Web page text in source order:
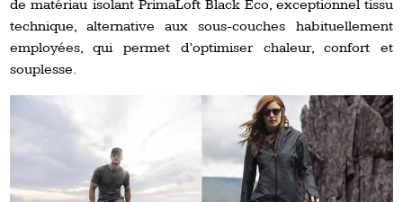
de matériau isolant PrimaLoft Black Eco, exceptionnel tissu
technique, alternative aux sous-couches habituellement
employées, qui permet d’optimiser chaleur, confort et
souplesse.